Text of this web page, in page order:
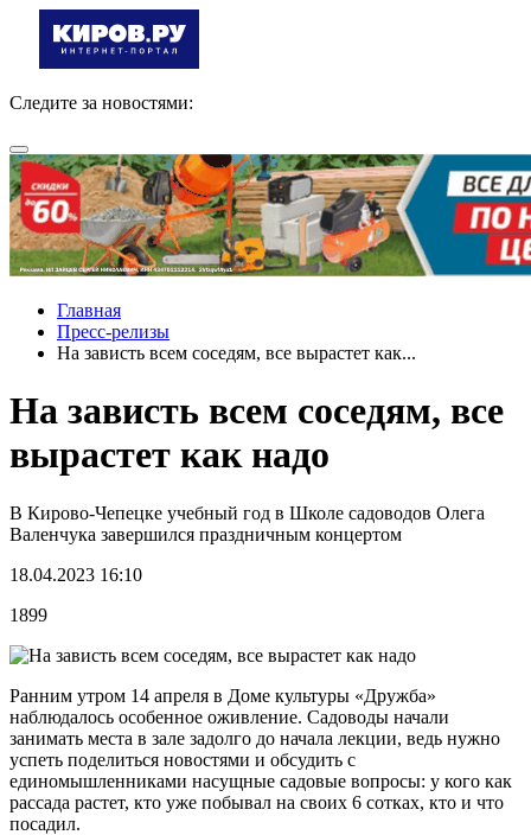
Следите за новостями:
Главная
Пресс-релизы
На зависть всем соседям, все вырастет как...
На зависть всем соседям, все
вырастет как надо
В Кирово-Чепецке учебный год в Школе садоводов Олега
Валенчука завершился праздничным концертом
18.04.2023 16:10
1899
Ранним утром 14 апреля в Доме культуры «Дружба»
наблюдалось особенное оживление. Садоводы начали
занимать места в зале задолго до начала лекции, ведь нужно
успеть поделиться новостями и обсудить с
единомышленниками насущные садовые вопросы: у кого как
рассада растет, кто уже побывал на своих 6 сотках, кто и что
посадил.